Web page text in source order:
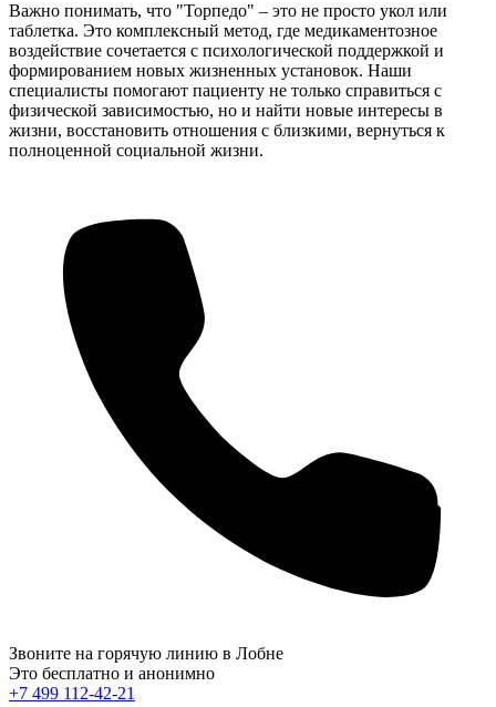
Важно понимать, что "Торпедо" – это не просто укол или
таблетка. Это комплексный метод, где медикаментозное
воздействие сочетается с психологической поддержкой и
формированием новых жизненных установок. Наши
специалисты помогают пациенту не только справиться с
физической зависимостью, но и найти новые интересы в
жизни, восстановить отношения с близкими, вернуться к
полноценной социальной жизни.
Звоните на горячую линию в Лобне
Это бесплатно и анонимно
+7 499 112-42-21